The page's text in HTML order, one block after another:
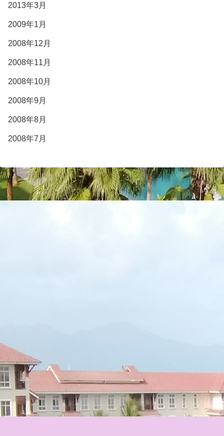
2013年3月
2009年1月
2008年12月
2008年11月
2008年10月
2008年9月
2008年8月
2008年7月